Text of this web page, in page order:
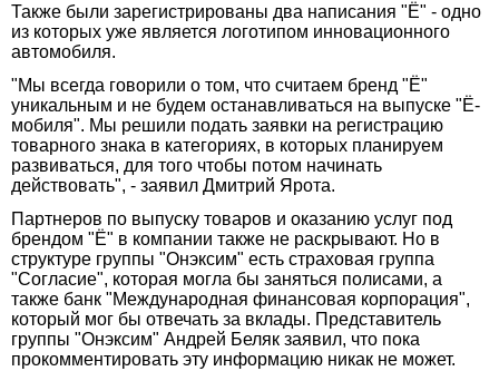
Также были зарегистрированы два написания "Ё" - одно
из которых уже является логотипом инновационного
автомобиля.
"Мы всегда говорили о том, что считаем бренд "Ё"
уникальным и не будем останавливаться на выпуске "Ё-
мобиля". Мы решили подать заявки на регистрацию
товарного знака в категориях, в которых планируем
развиваться, для того чтобы потом начинать
действовать", - заявил Дмитрий Ярота.
Партнеров по выпуску товаров и оказанию услуг под
брендом "Ё" в компании также не раскрывают. Но в
структуре группы "Онэксим" есть страховая группа
"Согласие", которая могла бы заняться полисами, а
также банк "Международная финансовая корпорация",
который мог бы отвечать за вклады. Представитель
группы "Онэксим" Андрей Беляк заявил, что пока
прокомментировать эту информацию никак не может.